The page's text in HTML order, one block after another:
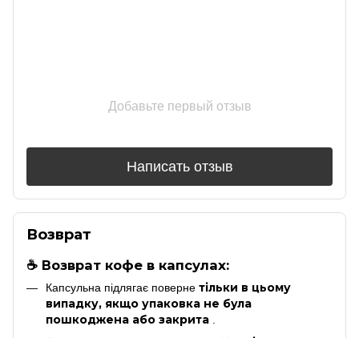
Добавьте первый отзыв
Написать отзыв
Возврат
☕ Возврат кофе в капсулах:
Капсульна підлягає поверне тільки в цьому
випадку, якщо упаковка не була
пошкоджена або закрита